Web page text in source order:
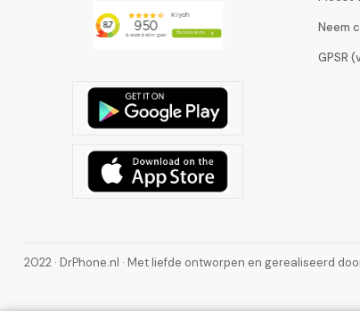
Neem
GPSR
2022 · DrPhone.nl · Met liefde ontworpen en gerealiseerd